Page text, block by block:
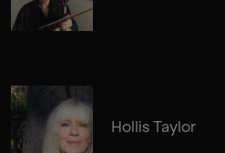
Hollis Taylor